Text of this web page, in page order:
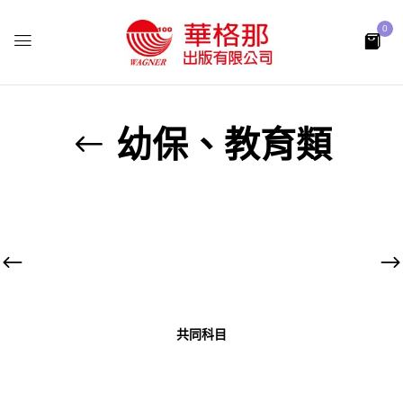
0
幼保、教育類
共同科目